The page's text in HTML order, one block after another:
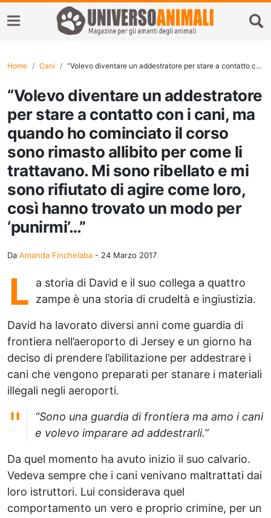
Home Cani “Volevo diventare un addestratore per stare a contatto con i cani, ma quando ho cominciato il corso sono rimasto allibito per come li trattavano. Mi sono ribellato e mi sono rifiutato di agire come loro, così hanno trovato un modo per ‘punirmi’…”
“Volevo diventare un addestratore
per stare a contatto con i cani, ma
quando ho cominciato il corso
sono rimasto allibito per come li
trattavano. Mi sono ribellato e mi
sono rifiutato di agire come loro,
così hanno trovato un modo per
‘punirmi’…”
Da Amanda Finchelaba - 24 Marzo 2017
L
a storia di David e il suo collega a quattro
zampe è una storia di crudeltà e ingiustizia.
David ha lavorato diversi anni come guardia di
frontiera nell’aeroporto di Jersey e un giorno ha
deciso di prendere l’abilitazione per addestrare i
cani che vengono preparati per stanare i materiali
illegali negli aeroporti.
“Sono una guardia di frontiera ma amo i cani
e volevo imparare ad addestrarli.”
Da quel momento ha avuto inizio il suo calvario.
Vedeva sempre che i cani venivano maltrattati dai
loro istruttori. Lui considerava quel
comportamento un vero e proprio crimine, per un